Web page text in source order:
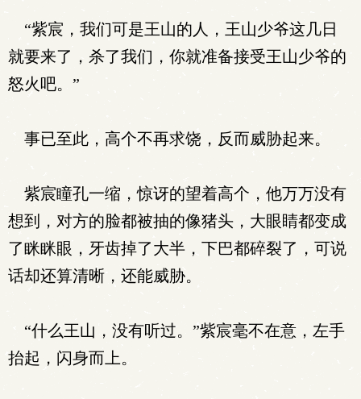
“紫宸，我们可是王山的人，王山少爷这几日
就要来了，杀了我们，你就准备接受王山少爷的
怒火吧。”
事已至此，高个不再求饶，反而威胁起来。
紫宸瞳孔一缩，惊讶的望着高个，他万万没有
想到，对方的脸都被抽的像猪头，大眼睛都变成
了眯眯眼，牙齿掉了大半，下巴都碎裂了，可说
话却还算清晰，还能威胁。
“什么王山，没有听过。”紫宸毫不在意，左手
抬起，闪身而上。